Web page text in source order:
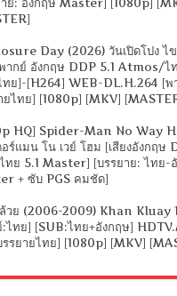
Day (2026) วันเปิดโปง ไ
ากย์ อังกฤษ DDP 5.1 Atmos/ไ
ทย]-[H264] WEB-DL.H.264 [พ
ยไทย] [1080p] [MKV]
HQ] Spider-Man No Way
อร์แมน โน เวย์ โฮม [เสียงอังกฤษ
ทย 5.1 Master] [บรรยาย: ไทย-
+ ซับ PGS คมชัด]
วย (2006-2009) Khan Kluay
:ไทย] [SUB:ไทย+อังกฤษ]
รยายไทย] [1080p] [MKV]